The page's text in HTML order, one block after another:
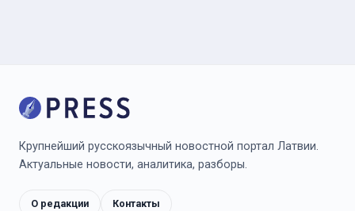
Крупнейший русскоязычный новостной портал Латвии.
Актуальные новости, аналитика, разборы.
О редакции Контакты